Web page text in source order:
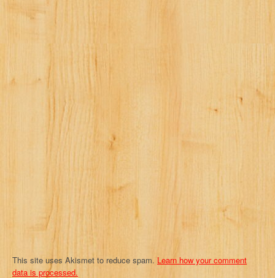
a
v
g
This site uses Akismet to reduce spam. Learn how your comment
data is processed.